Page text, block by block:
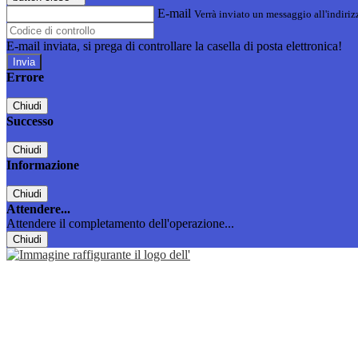
E-mail Verrà inviato un messaggio
E-mail inviata, si prega di controllare la casella di posta elettronica!
Errore
Chiudi
Successo
Chiudi
Informazione
Chiudi
Attendere...
Attendere il completamento dell'operazione...
Chiudi